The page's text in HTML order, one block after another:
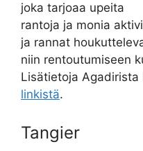
joka tarjoaa upeita
rantoja ja monia
ja rannat
niin rentoutumiseen
Lisätietoja Agadirista
linkistä.
Tangier